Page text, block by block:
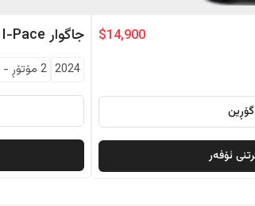
$14,900
گۆڕین
ئۆفەر
جاگوار I-Pace
2024
- 2 مۆتۆڕ